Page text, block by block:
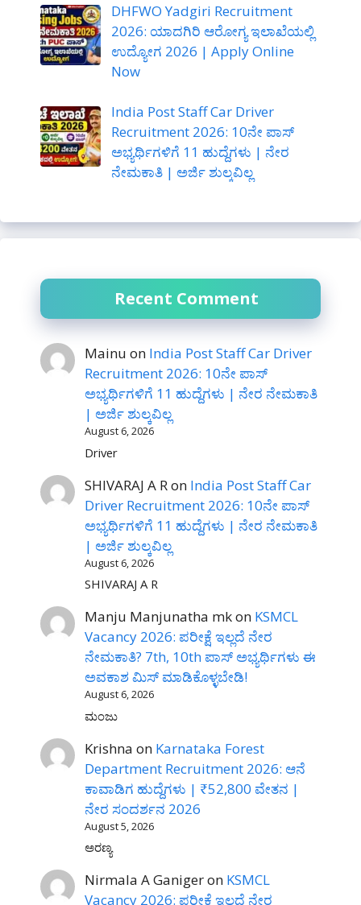
DHFWO Yadgiri Recruitment
2026: ಯಾದಗಿರಿ ಆರೋಗ್ಯ ಇಲಾಖೆಯಲ್ಲಿ
ಉದ್ಯೋಗ 2026 | Apply Online
Now
India Post Staff Car Driver
Recruitment 2026: 10ನೇ ಪಾಸ್
ಅಭ್ಯರ್ಥಿಗಳಿಗೆ 11 ಹುದ್ದೆಗಳು | ನೇರ
ನೇಮಕಾತಿ | ಅರ್ಜಿ ಶುಲ್ಕವಿಲ್ಲ
Recent Comment
Mainu on India Post Staff Car Driver
Recruitment 2026: 10ನೇ ಪಾಸ್
ಅಭ್ಯರ್ಥಿಗಳಿಗೆ 11 ಹುದ್ದೆಗಳು | ನೇರ ನೇಮಕಾತಿ
| ಅರ್ಜಿ ಶುಲ್ಕವಿಲ್ಲ
August 6, 2026
Driver
SHIVARAJ A Ron India Post Staff Car
Driver Recruitment 2026: 10ನೇ ಪಾಸ್
ಅಭ್ಯರ್ಥಿಗಳಿಗೆ 11 ಹುದ್ದೆಗಳು | ನೇರ ನೇಮಕಾತಿ
| ಅರ್ಜಿ ಶುಲ್ಕವಿಲ್ಲ
August 6, 2026
SHIVARAJ A R
Manju Manjunatha mkon KSMCL
Vacancy 2026: ಪರೀಕ್ಷೆ ಇಲ್ಲದೆ ನೇರ
ನೇಮಕಾತಿ? 7th, 10th ಪಾಸ್ ಅಭ್ಯರ್ಥಿಗಳು ಈ
ಅವಕಾಶ ಮಿಸ್ ಮಾಡಿಕೊಳ್ಳಬೇಡಿ!
August 6, 2026
ಮಂಜು
Krishna on Karnataka Forest
Department Recruitment 2026: ಆನೆ
ಕಾವಾಡಿಗ ಹುದ್ದೆಗಳು | ₹52,800 ವೇತನ |
ನೇರ ಸಂದರ್ಶನ 2026
August 5, 2026
ಅರಣ್ಯ
Nirmala A Ganigeron KSMCL
Vacancy 2026: ಪರೀಕ್ಷೆ ಇಲ್ಲದೆ ನೇರ